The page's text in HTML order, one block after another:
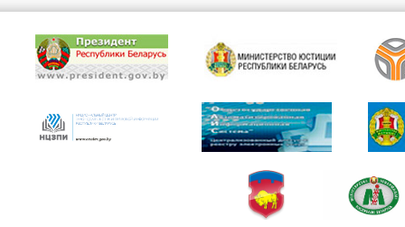
общественных
профессиональных
сою